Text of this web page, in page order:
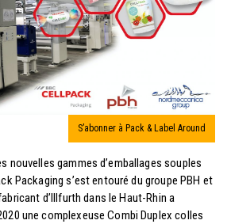
S’abonner à Pack & Label Around
nouvelles gammes d’emballages souples
Packaging s’est entouré du groupe PBH et
d’Illfurth dans le Haut-Rhin a
une complexeuse Combi Duplex colles